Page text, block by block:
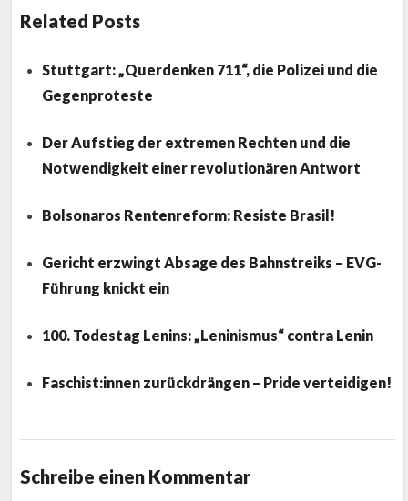
Related Posts
Stuttgart: „Querdenken 711“, die Polizei und die
Gegenproteste
Der Aufstieg der extremen Rechten und die
Notwendigkeit einer revolutionären Antwort
Bolsonaros Rentenreform: Resiste Brasil!
Gericht erzwingt Absage des Bahnstreiks – EVG-
Führung knickt ein
100. Todestag Lenins: „Leninismus“ contra Lenin
Faschist:innen zurückdrängen – Pride verteidigen!
Schreibe einen Kommentar